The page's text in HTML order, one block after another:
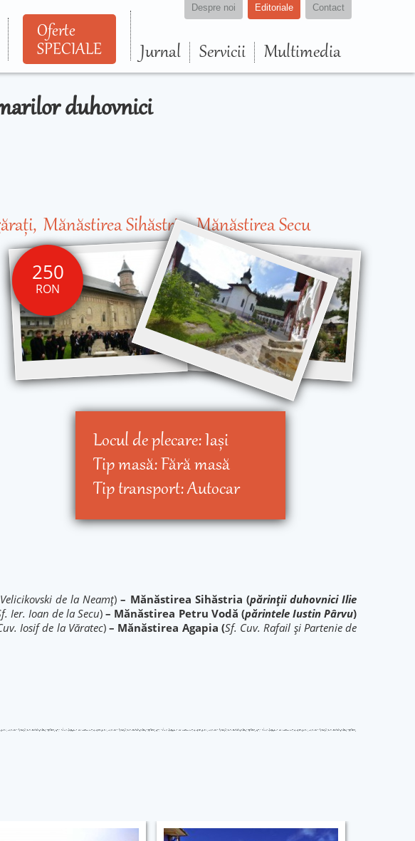
Oferte
SPECIALE
Despre noi Editoriale Contact
Jurnal Servicii Multimedia
duhovnici
Mănăstirea Sihăstria Mănăstirea Secu
250
RON
Locul de plecare:Iaşi
Tip masă:Fără masă
Tip transport:Autocar
de la Neamț)– Mănăstirea Sihăstria (părinții duhovnici Ilie
Ier. Ioan de la Secu)– Mănăstirea Petru Vodă (părintele Iustin Pârvu)
Iosif de la Văratec) – Mănăstirea Agapia (Sf. Cuv. Rafail și Partenie de